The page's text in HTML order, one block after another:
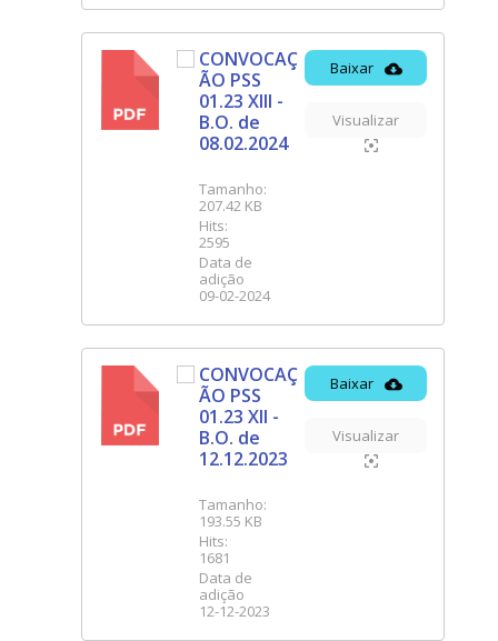
CONVOCAÇ
ÃO PSS
01.23 XIII -
B.O. de
08.02.2024
Tamanho:
207.42 KB
Hits:
2595
Data de
adição
09-02-2024
Baixar
Visualizar
CONVOCAÇ
ÃO PSS
01.23 XII -
B.O. de
12.12.2023
Tamanho:
193.55 KB
Hits:
1681
Data de
adição
12-12-2023
Baixar
Visualizar